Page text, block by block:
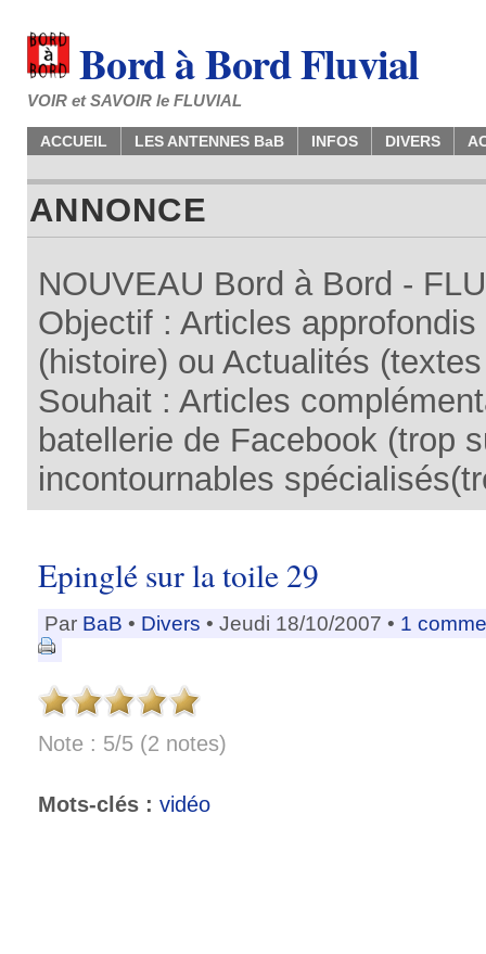
Bord à Bord Fluvial
VOIR et SAVOIR le FLUVIAL
ACCUEIL LES ANTENNES BaB INFOS DIVERS
ANNONCE
NOUVEAU Bord à Bord -
Objectif : Articles
(histoire) ou Actualités
Souhait : Articles
batellerie de Facebook (trop
incontournables
Epinglé sur la toile 29
Par BaB • Divers • Jeudi 18/10/2007 • 1
Note : 5/5 (2 notes)
Mots-clés : vidéo